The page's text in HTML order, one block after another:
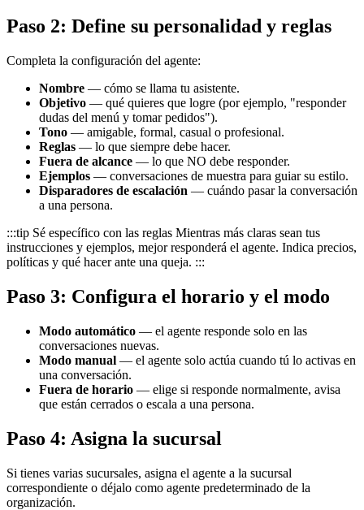
Paso 2: Define su personalidad y reglas
Completa la configuración del agente:
Nombre — cómo se llama tu asistente.
Objetivo — qué quieres que logre (por ejemplo, "responder
dudas del menú y tomar pedidos").
Tono — amigable, formal, casual o profesional.
Reglas — lo que siempre debe hacer.
Fuera de alcance — lo que NO debe responder.
Ejemplos — conversaciones de muestra para guiar su estilo.
Disparadores de escalación — cuándo pasar la conversación
a una persona.
:::tip Sé específico con las reglas Mientras más claras sean tus
instrucciones y ejemplos, mejor responderá el agente. Indica precios,
políticas y qué hacer ante una queja. :::
Paso 3: Configura el horario y el modo
Modo automático — el agente responde solo en las
conversaciones nuevas.
Modo manual — el agente solo actúa cuando tú lo activas en
una conversación.
Fuera de horario — elige si responde normalmente, avisa
que están cerrados o escala a una persona.
Paso 4: Asigna la sucursal
Si tienes varias sucursales, asigna el agente a la sucursal
correspondiente o déjalo como agente predeterminado de la
organización.